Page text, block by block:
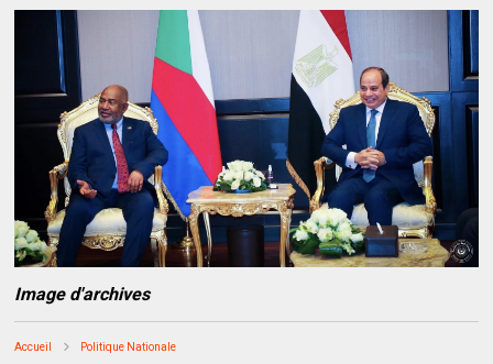
Image d'archives
Accueil Politique Nationale